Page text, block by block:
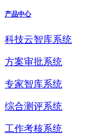
产品中心
科技云智库系统
方案审批系统
专家智库系统
综合测评系统
工作考核系统